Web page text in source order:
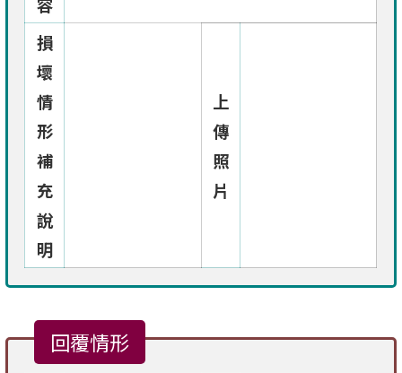
損
壞
情
形
補
充
說
明
上
傳
照
片
回覆情形